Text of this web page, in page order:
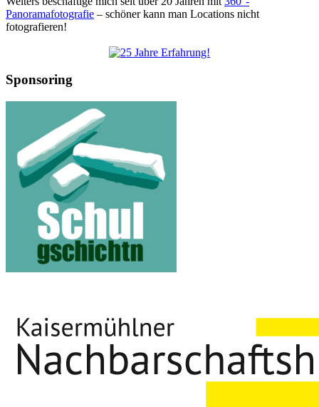
Panoramafotografie – schöner kann man Locations nicht
fotografieren!
Sponsoring